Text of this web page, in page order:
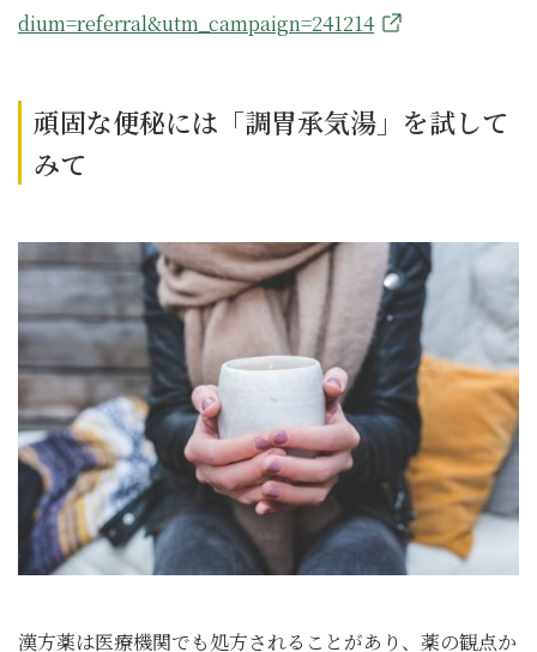
dium=referral&utm_campaign=241214
頑固な便秘には「調胃承気湯」を試して
みて
漢方薬は医療機関でも処方されることがあり、薬の観点か